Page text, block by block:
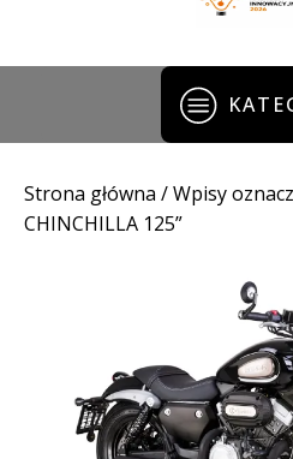
Strona główna / Wpisy
CHINCHILLA 125”